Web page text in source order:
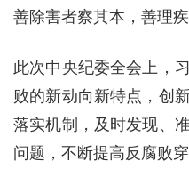
善除害者察其本，善理疾
此次中央纪委全会上，
败的新动向新特点，创
落实机制，及时发现、
问题，不断提高反腐败穿